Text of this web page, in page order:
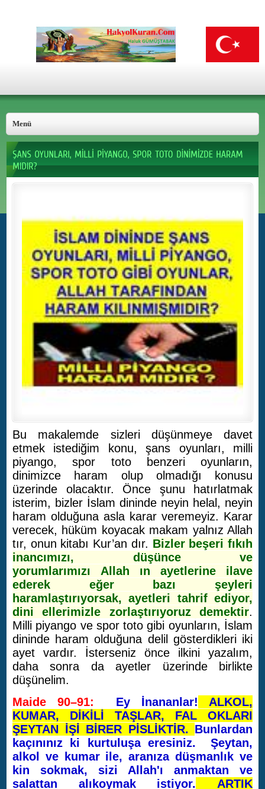
Bu makalemde sizleri düşünmeye davet
etmek istediğim konu, şans oyunları, milli
piyango, spor toto benzeri oyunların,
dinimizce haram olup olmadığı konusu
üzerinde olacaktır. Önce şunu hatırlatmak
isterim, bizler İslam dininde neyin helal, neyin
haram olduğuna asla karar veremeyiz. Karar
verecek, hüküm koyacak makam yalnız Allah
tır, onun kitabı Kur’an dır. Bizler beşeri fıkıh
inancımızı, düşünce ve
yorumlarımızı Allah ın ayetlerine ilave
ederek eğer bazı şeyleri
haramlaştırıyorsak, ayetleri tahrif ediyor,
dini ellerimizle zorlaştırıyoruz demektir.
Milli piyango ve spor toto gibi oyunların, İslam
dininde haram olduğuna delil gösterdikleri iki
ayet vardır. İsterseniz önce ilkini yazalım,
daha sonra da ayetler üzerinde birlikte
düşünelim.
Maide 90–91:
Ey İnananlar!
ALKOL,
KUMAR, DİKİLİ TAŞLAR, FAL OKLARI
ŞEYTAN İŞİ BİRER PİSLİKTİR. Bunlardan
kaçınınız ki kurtuluşa eresiniz. Şeytan,
alkol ve kumar ile, aranıza düşmanlık ve
kin sokmak, sizi Allah'ı anmaktan ve
salattan alıkoymak istiyor.
ARTIK